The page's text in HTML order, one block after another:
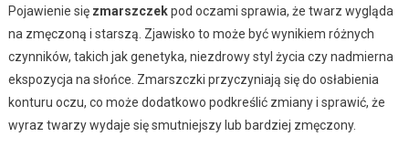
Pojawienie się zmarszczekpod oczami sprawia, że twarz wygląda
na zmęczoną i starszą. Zjawisko to może być wynikiem różnych
czynników, takich jak genetyka, niezdrowy styl życia czy nadmierna
ekspozycja na słońce. Zmarszczki przyczyniają się do osłabienia
konturu oczu, co może dodatkowo podkreślić zmiany i sprawić, że
wyraz twarzy wydaje się smutniejszy lub bardziej zmęczony.